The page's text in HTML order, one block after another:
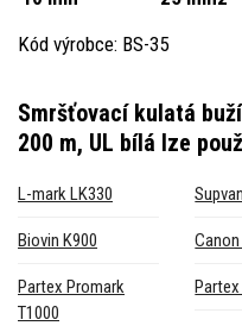
Kód výrobce: BS-35
Smršťovací kulatá
200 m, UL bílá lze
L-mark LK330
Biovin K900 Canon
Partex Promark
T1000
Partex